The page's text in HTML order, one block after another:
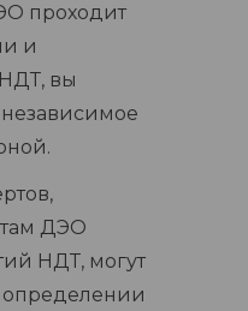
проходит
и
вы
независимое
ДЭО
НДТ, могут